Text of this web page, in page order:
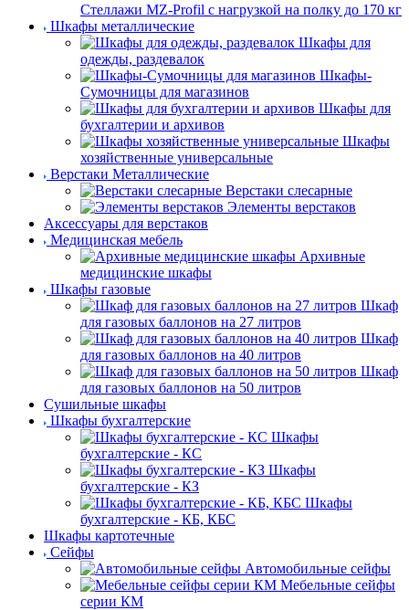
Стеллажи MZ-Profil с нагрузкой на полку до 170 кг
Шкафы металлические
Шкафы для
одежды, раздевалок
Шкафы-
Сумочницы для магазинов
Шкафы для
бухгалтерии и архивов
Шкафы
хозяйственные универсальные
Верстаки Металлические
Верстаки слесарные
Элементы верстаков
Аксессуары для верстаков
Медицинская мебель
Архивные
медицинские шкафы
Шкафы газовые
Шкаф
для газовых баллонов на 27 литров
Шкаф
для газовых баллонов на 40 литров
Шкаф
для газовых баллонов на 50 литров
Сушильные шкафы
Шкафы бухгалтерские
Шкафы
бухгалтерские - КС
Шкафы
бухгалтерские - КЗ
Шкафы
бухгалтерские - КБ, КБС
Шкафы картотечные
Сейфы
Автомобильные сейфы
Мебельные сейфы
серии КМ